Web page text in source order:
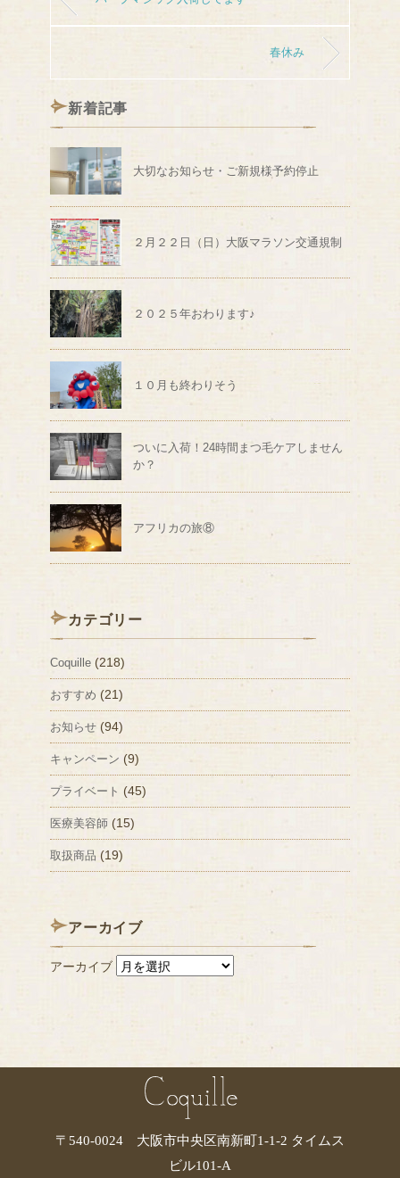
春休み
新着記事
大切なお知らせ・ご新規様予約停止
２月２２日（日）大阪マラソン交通規制
２０２５年おわります♪
１０月も終わりそう
ついに入荷！24時間まつ毛ケアしません
か？
アフリカの旅⑧
カテゴリー
Coquille (218)
おすすめ (21)
お知らせ (94)
キャンペーン (9)
プライベート (45)
医療美容師 (15)
取扱商品 (19)
アーカイブ
アーカイブ
〒540-0024 大阪市中央区南新町1-1-2 タイムス
ビル101-A